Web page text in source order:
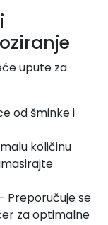
upute za
od šminke i
količinu
Preporučuje se
za optimalne